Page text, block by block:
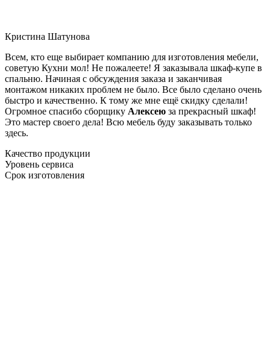
Кристина Шатунова
Всем, кто еще выбирает компанию для изготовления мебели,
советую Кухни мол! Не пожалеете! Я заказывала шкаф-купе в
спальню. Начиная с обсуждения заказа и заканчивая
монтажом никаких проблем не было. Все было сделано очень
быстро и качественно. К тому же мне ещё скидку сделали!
Огромное спасибо сборщику Алексею за прекрасный шкаф!
Это мастер своего дела! Всю мебель буду заказывать только
здесь.
Качество продукции
Уровень сервиса
Срок изготовления